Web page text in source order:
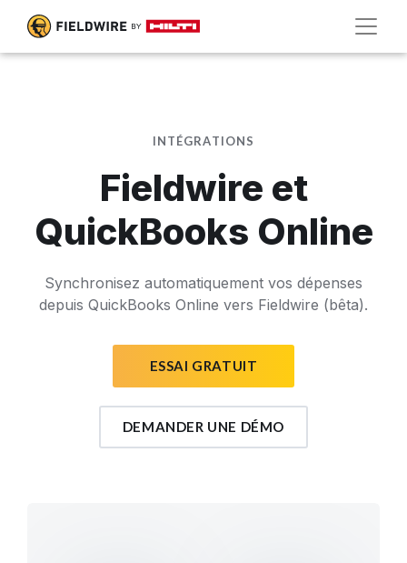
INTÉGRATIONS
Fieldwire et
QuickBooks Online
Synchronisez automatiquement vos dépenses
depuis QuickBooks Online vers Fieldwire (bêta).
ESSAI GRATUIT
DEMANDER UNE DÉMO